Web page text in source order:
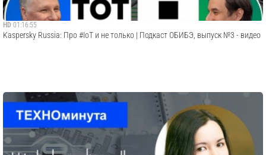
HD 01:16:55
Kaspersky Russia: Про #IoT и не только | Подкаст ОБИБЭ, выпуск №3 - видео